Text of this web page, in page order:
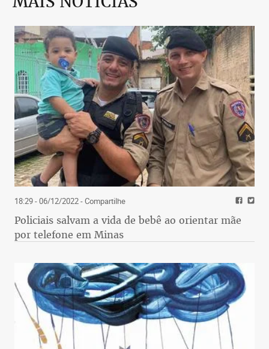
18:29 - 06/12/2022- Compartilhe
Policiais salvam a vida de bebê ao orientar mãe
por telefone em Minas